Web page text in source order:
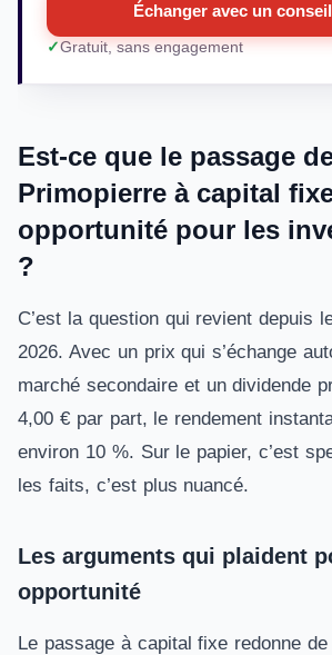
Échanger avec un
Gratuit, sans engagement
Est-ce que le passage
Primopierre à capital
opportunité pour les
?
C’est la question qui revient depuis
2026. Avec un prix qui s’échange
marché secondaire et un dividende
4,00 € par part, le rendement
environ 10 %. Sur le papier, c’est
les faits, c’est plus nuancé.
Les arguments qui plaident
opportunité
Le passage à capital fixe redonne